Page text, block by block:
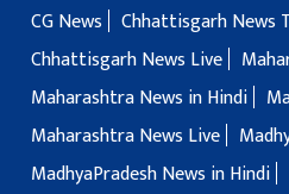
CG News
Chhattisgarh News
Chhattisgarh News Live
Maharashtra News in Hindi
Maharashtra News Live
MadhyaPradesh News in Hindi